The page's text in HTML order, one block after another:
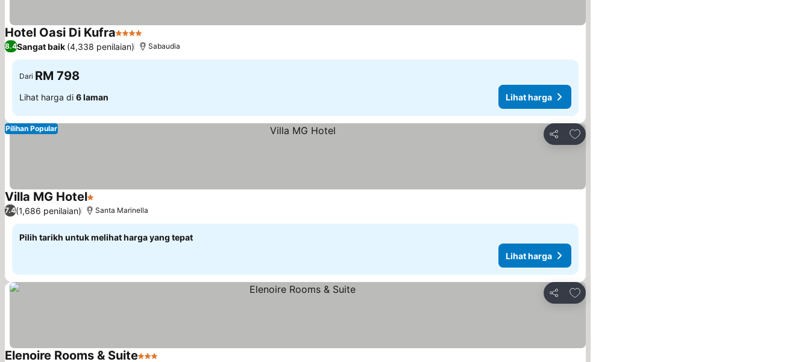
Hotel Oasi Di Kufra4 Bintang
8.4Sangat baik (4,338 penilaian) Sabaudia
Dari RM 798
Lihat harga di 6 laman Lihat harga
Kongsi
Tambah ke favorit
Pilihan Popular
Villa MG Hotel1 Bintang
7.4(1,686 penilaian) Santa Marinella
Pilih tarikh untuk melihat harga yang tepat
Lihat harga
Kongsi
Tambah ke favorit
Elenoire Rooms & Suite